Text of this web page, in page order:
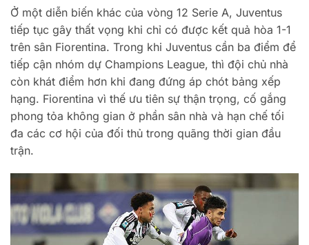
Ở một diễn biến khác của vòng 12 Serie A, Juventus
tiếp tục gây thất vọng khi chỉ có được kết quả hòa 1-1
trên sân Fiorentina. Trong khi Juventus cần ba điểm để
tiếp cận nhóm dự Champions League, thì đội chủ nhà
còn khát điểm hơn khi đang đứng áp chót bảng xếp
hạng. Fiorentina vì thế ưu tiên sự thận trọng, cố gắng
phong tỏa không gian ở phần sân nhà và hạn chế tối
đa các cơ hội của đối thủ trong quãng thời gian đầu
trận.